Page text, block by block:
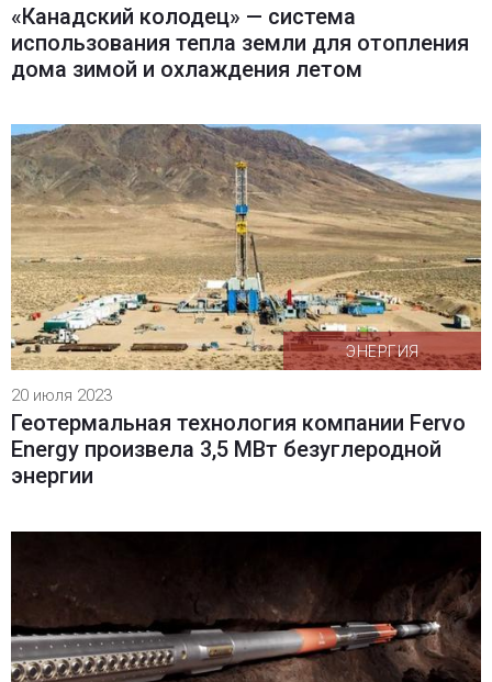
«Канадский колодец» — система
использования тепла земли для отопления
дома зимой и охлаждения летом
ЭНЕРГИЯ
20 июля 2023
Геотермальная технология компании Fervo
Energy произвела 3,5 МВт безуглеродной
энергии